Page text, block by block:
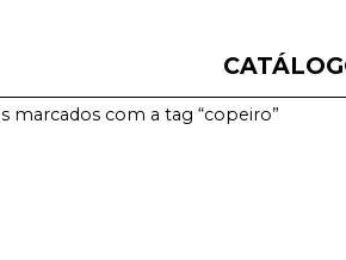
marcados com a tag “copeiro”